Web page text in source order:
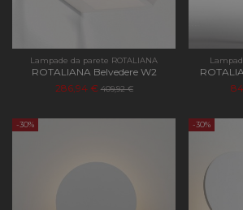
Lampade da parete ROTALIANA
ROTALIANA Belvedere W2
286,94 € 409,92 €
-30% -30%